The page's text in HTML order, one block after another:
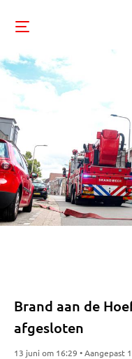
Brand aan de
afgesloten
13 juni om 16:29 • Aangepast